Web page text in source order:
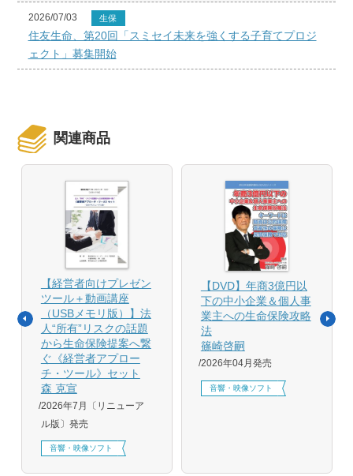
2026/07/03 生保
住友生命、第20回「スミセイ未来を強くする子育てプロジ
ェクト」募集開始
関連商品
【経営者向けプレゼン
ツール＋動画講座
（USBメモリ版）】法
人“所有”リスクの話題
から生命保険提案へ繋
ぐ《経営者アプロー
チ・ツール》セット
森 克宣
2026年7月〔リニューア
ル版〕発売
音響・映像ソフト
【DVD】年商3億円以
下の中小企業＆個人事
業主への生命保険攻略
法
篠崎啓嗣
2026年04月発売
音響・映像ソフト